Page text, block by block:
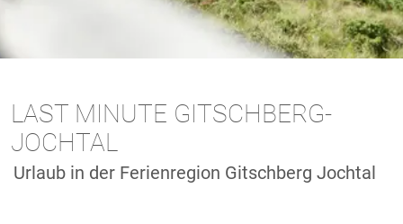
LAST MINUTE GITSCHBERG-
JOCHTAL
Urlaub in der Ferienregion Gitschberg Jochtal